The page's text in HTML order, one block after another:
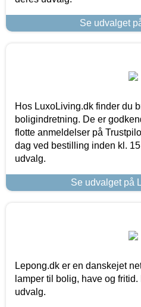
Se udvalget
Hos LuxoLiving.dk finder du
boligindretning. De er
flotte anmeldelser på
dag ved bestilling inden kl.
udvalg.
Se udvalget på
Lepong.dk er en danskejet
lamper til bolig, have og
udvalg.